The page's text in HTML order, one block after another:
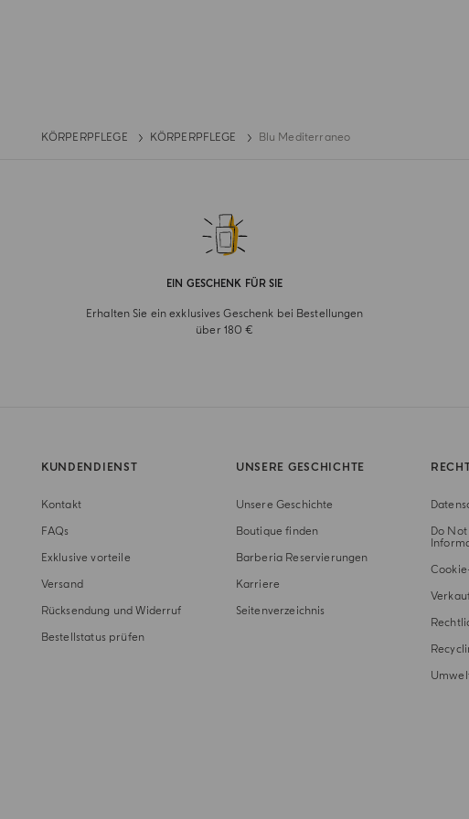
KÖRPERPFLEGE KÖRPERPFLEGE Blu Mediterraneo
EIN GESCHENK FÜR SIE
Erhalten Sie ein exklusives Geschenk bei Bestellungen
über 180 €
KUNDENDIENST
Kontakt
FAQs
Exklusive vorteile
Versand
Rücksendung und Widerruf
Bestellstatus prüfen
UNSERE GESCHICHTE
Unsere Geschichte
Boutique finden
Barberia Reservierungen
Karriere
Seitenverzeichnis
Do